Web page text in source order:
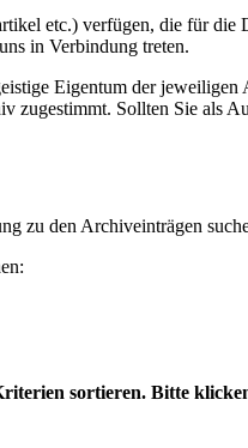
etc.) verfügen, die für
in Verbindung treten.
Eigentum der
zugestimmt. Sollten Sie als
zu den Archiveinträgen
sortieren. Bitte